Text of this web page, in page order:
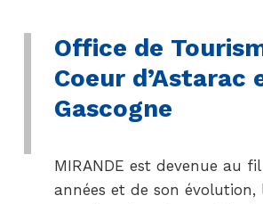
Office de
Coeur d’Astarac
Gascogne
MIRANDE est devenue au fil
années et de son évolution,